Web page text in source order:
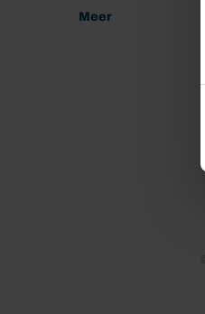
Meer